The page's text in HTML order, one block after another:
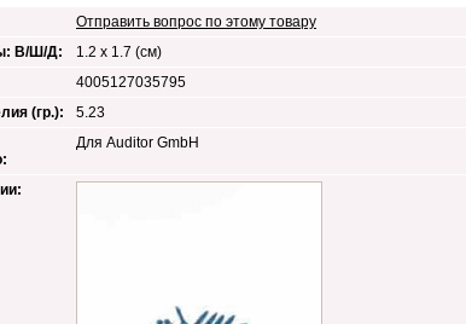
Отправить вопрос по этому товару
В/Ш/Д:
1.2 х 1.7 (см)
4005127035795
(гр.):
5.23
Для Auditor GmbH